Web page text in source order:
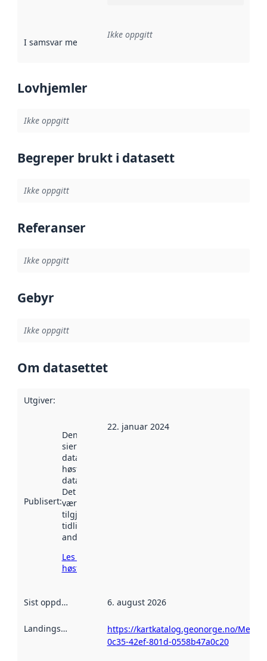
I samsvar med Referanse til en implementasjonsregel
Ikke oppgitt
Lovhjemler
Ikke oppgitt
Begreper brukt i datasett
Ikke oppgitt
Referanser
Ikke oppgitt
Gebyr
Ikke oppgitt
Om datasettet
Utgiver:
Publisert:
Denne datoen
sier når
datasettet ble
høstet av
data.norge.no.
Det kan ha
vært
tilgjengelig
tidligere
andre steder.
Les mer om
høsting her
22. januar 2024
Sist oppdatert 6. august 2026
Landingsside
https://kartkatalog.geonorge.no/
0c35-42ef-801d-0558b47a0c20